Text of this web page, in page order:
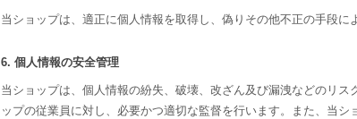
当ショップは、適正に個人情報を取得し、偽りその他不正の手段に
6. 個人情報の安全管理
当ショップは、個人情報の紛失、破壊、改ざん及び漏洩などのリ
ップの従業員に対し、必要かつ適切な監督を行います。また、当